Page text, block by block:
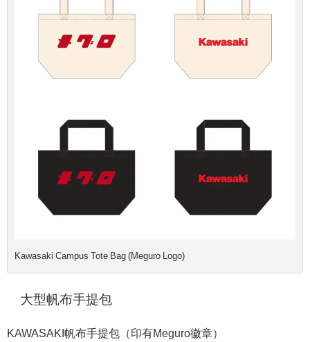
Kawasaki Campus Tote Bag (Meguro Logo)
大型帆布手提包
KAWASAKI帆布手提包（印有Meguro徽章）